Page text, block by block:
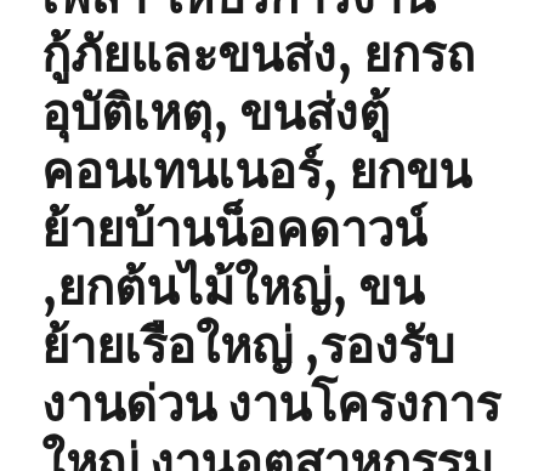
กู้ภัยและขนส่ง, ยกรถ
อุบัติเหตุ, ขนส่งตู้
คอนเทนเนอร์, ยกขน
ย้ายบ้านน็อคดาวน์
,ยกต้นไม้ใหญ่, ขน
ย้ายเรือใหญ่ ,รองรับ
งานด่วน งานโครงการ